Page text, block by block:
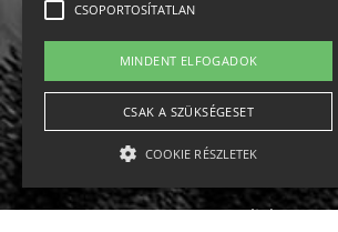
Állásajánlatok
Impresszum-kapcsolat
Jogi nyilatkozat
Rólunk
English
CSOPORTOSÍTATLAN
MINDENT ELFOGADOK
CSAK A SZÜKSÉGESET
COOKIE RÉSZLETEK